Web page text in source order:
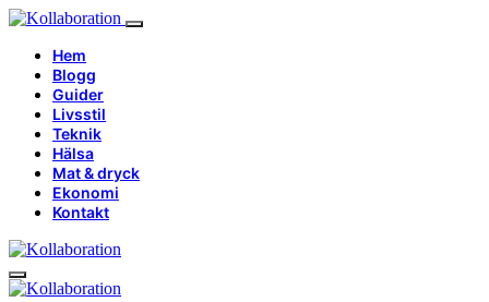
Hem
Blogg
Guider
Livsstil
Teknik
Hälsa
Mat & dryck
Ekonomi
Kontakt